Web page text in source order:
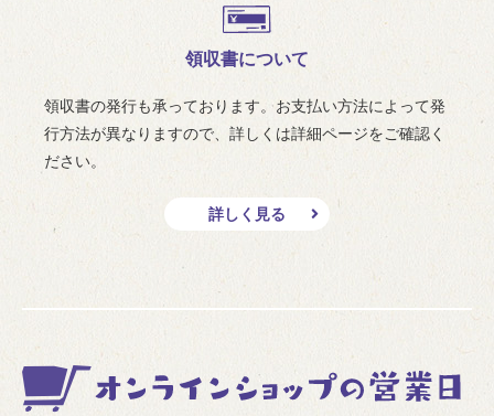
領収書について
領収書の発行も承っております。お支払い方法によって発
行方法が異なりますので、詳しくは詳細ページをご確認く
ださい。
詳しく見る